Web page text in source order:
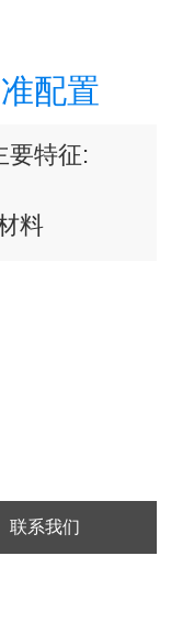
配置
要特征:
料
序
联系我们